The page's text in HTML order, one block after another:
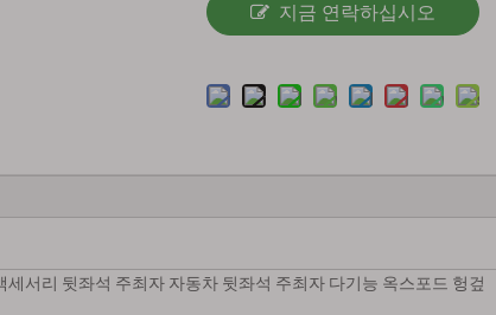
지금 연락하십시오
세서리 뒷좌석 주최자 자동차 뒷좌석 주최자 다기능 옥스포드 헝겊